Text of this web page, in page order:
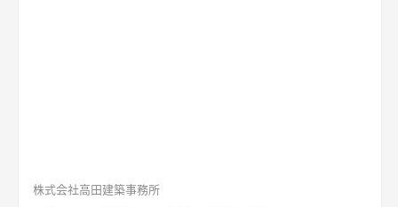
株式会社高田建築事務所